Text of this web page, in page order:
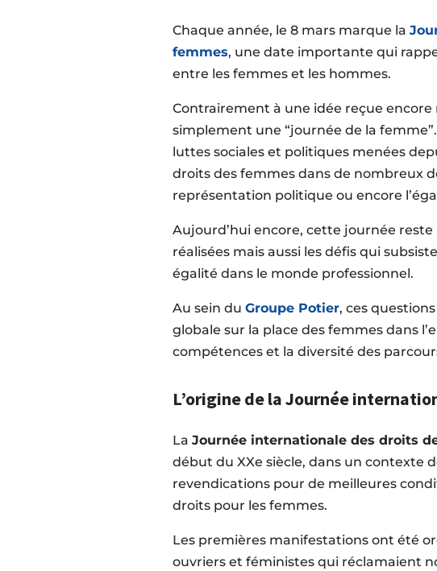
Chaque année, le 8 mars marque la
femmes, une date importante qui
entre les femmes et les hommes.
Contrairement à une idée reçue
simplement une “journée de la
luttes sociales et politiques menées
droits des femmes dans de nombreux
représentation politique ou encore
Aujourd’hui encore, cette journée reste
réalisées mais aussi les défis qui
égalité dans le monde professionnel.
Au sein du Groupe Potier, ces
globale sur la place des femmes dans
compétences et la diversité des
L’origine de la Journée
La Journée internationale des droits
début du XXe siècle, dans un contexte
revendications pour de meilleures
droits pour les femmes.
Les premières manifestations ont été
ouvriers et féministes qui réclamaient